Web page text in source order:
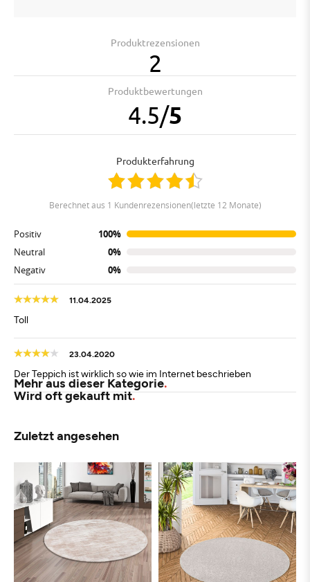
Produktrezensionen
2
Produktbewertungen
4.5/5
Produkterfahrung
berechnet aus 1 Kundenrezensionen(letzte 12 Monate)
Positiv
100%
Neutral
0%
Negativ
0%
11.04.2025
Toll
23.04.2020
Der Teppich ist wirklich so wie im Internet beschrieben
Mehr aus dieser Kategorie
Wird oft gekauft mit
Zuletzt angesehen